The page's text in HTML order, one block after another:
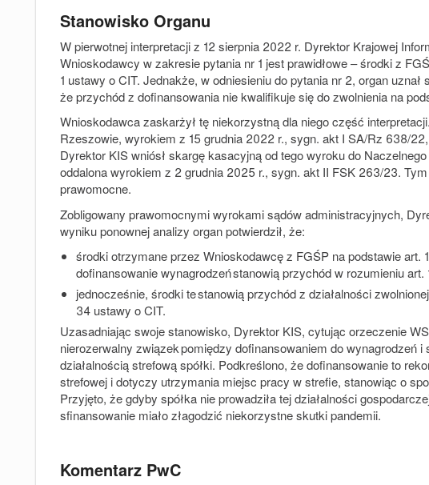
Stanowisko Organu
W pierwotnej interpretacji z 12 sierpnia 2022 r. Dyrektor Krajowej
Wnioskodawcy w zakresie pytania nr 1 jest prawidłowe – środki z
1 ustawy o CIT. Jednakże, w odniesieniu do pytania nr 2, organ
że przychód z dofinansowania nie kwalifikuje się do zwolnienia na
Wnioskodawca zaskarżył tę niekorzystną dla niego część
Rzeszowie, wyrokiem z 15 grudnia 2022 r., sygn. akt I SA/Rz 638/
Dyrektor KIS wniósł skargę kasacyjną od tego wyroku do
oddalona wyrokiem z 2 grudnia 2025 r., sygn. akt II FSK 263/23.
prawomocne.
Zobligowany prawomocnymi wyrokami sądów administracyjnych,
wyniku ponownej analizy organ potwierdził, że:
środki otrzymane przez Wnioskodawcę z FGŚP na podstawie art.
dofinansowanie wynagrodzeń stanowią przychód w rozumieniu art.
jednocześnie, środki te stanowią przychód z działalności
34 ustawy o CIT.
Uzasadniając swoje stanowisko, Dyrektor KIS, cytując orzeczenie
nierozerwalny związek pomiędzy dofinansowaniem do wynagrodzeń
działalnością strefową spółki. Podkreślono, że dofinansowanie to
strefowej i dotyczy utrzymania miejsc pracy w strefie, stanowiąc o
Przyjęto, że gdyby spółka nie prowadziła tej działalności
sfinansowanie miało złagodzić niekorzystne skutki pandemii.
Komentarz PwC